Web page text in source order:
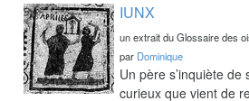
IUNX
un extrait du Glossaire des
par Dominique
Un père s’inquiète
curieux que vient de